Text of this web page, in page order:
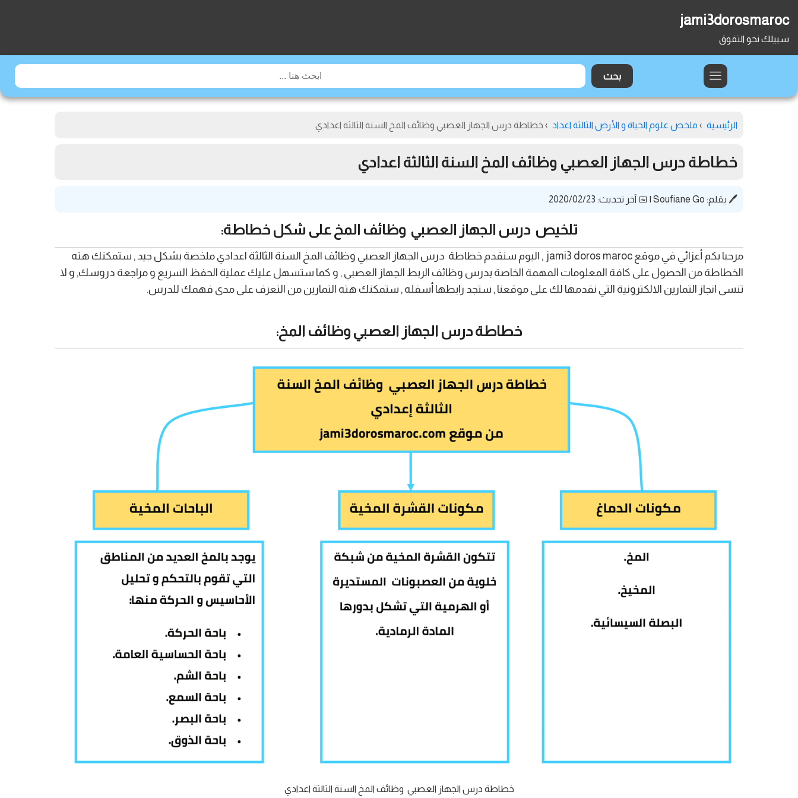
jami3dorosmaroc
سبيلك نحو التفوق
الرئيسية › ملخص علوم الحياة و الأرض الثالثة اعداد › خطاطة درس الجهاز العصبي وظائف المخ السنة الثالثة اعدادي
خطاطة درس الجهاز العصبي وظائف المخ السنة الثالثة اعدادي
🖊️ بقلم: Soufiane Go
| 📅 آخر تحديث: 2020/02/23
تلخيص درس الجهاز العصبي وظائف المخ على شكل خطاطة:
مرحبا بكم أعزائي في موقع jami3 doros maroc , اليوم سنقدم خطاطة درس الجهاز العصبي وظائف المخ السنة الثالثة اعدادي ملخصة بشكل جيد , ستمكنك هته
الخطاطة من الحصول على كافة المعلومات المهمة الخاصة بدرس وظائف الربط الجهاز العصبي , و كما ستسهل عليك عملية الحفظ السريع و مراجعة دروسك, و لا
تنسى انجاز التمارين الالكترونية التي نقدمها لك على موقعنا , ستجد رابطها أسفله , ستمكنك هته التمارين من التعرف على مدى فهمك للدرس.
خطاطة درس الجهاز العصبي وظائف المخ:
خطاطة درس الجهاز العصبي وظائف المخ السنة الثالثة اعدادي